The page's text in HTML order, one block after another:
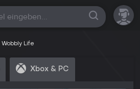
Wobbly Life
Xbox & PC